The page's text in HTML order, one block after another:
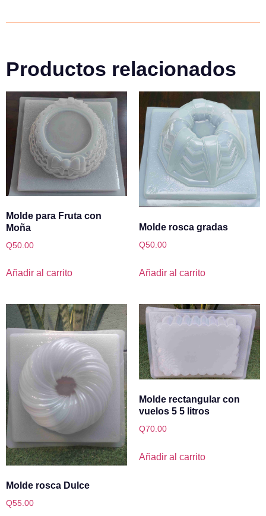
Productos relacionados
Molde para Fruta con
Moña
Q50.00
Añadir al carrito
Molde rosca gradas
Q50.00
Añadir al carrito
Molde rosca Dulce
Q55.00
Molde rectangular con
vuelos 5 5 litros
Q70.00
Añadir al carrito